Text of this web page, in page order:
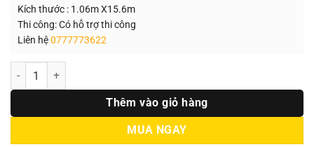
Kích thước : 1.06m X15.6m
Thi công: Có hỗ trợ thi công
Liên hệ0777773622
Số lượng
Thêm vào giỏ hàng
MUA NGAY